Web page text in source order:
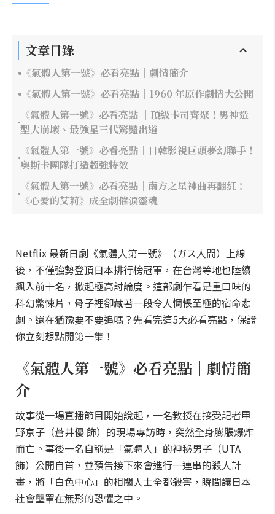
文章目錄
《氣體人第一號》必看亮點｜劇情簡介
《氣體人第一號》必看亮點｜1960 年原作劇情大公開
《氣體人第一號》必看亮點 ｜頂級卡司齊聚！男神造
型大崩壞、最強星三代驚豔出道
《氣體人第一號》必看亮點｜日韓影視巨頭夢幻聯手！
奧斯卡團隊打造超強特效
《氣體人第一號》必看亮點｜南方之星神曲再翻紅：
《心愛的艾莉》成全劇催淚靈魂
Netflix 最新日劇《氣體人第一號》（ガス人間）上線
後，不僅強勢登頂日本排行榜冠軍，在台灣等地也陸續
飆入前十名，掀起極高討論度。這部劇乍看是重口味的
科幻驚悚片，骨子裡卻藏著一段令人惆悵至極的宿命悲
劇。還在猶豫要不要追嗎？先看完這5大必看亮點，保證
你立刻想點開第一集！
《氣體人第一號》必看亮點｜劇情簡
介
故事從一場直播節目開始說起，一名教授在接受記者甲
野京子（蒼井優 飾）的現場專訪時，突然全身膨脹爆炸
而亡。事後一名自稱是「氣體人」的神秘男子（UTA
飾）公開自首，並預告接下來會進行一連串的殺人計
畫，將「白色中心」的相關人士全都殺害，瞬間讓日本
社會壟罩在無形的恐懼之中。